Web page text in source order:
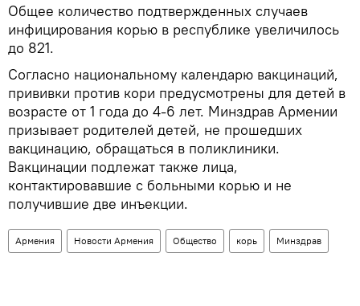
Общее количество подтвержденных случаев
инфицирования корью в республике увеличилось
до 821.
Согласно национальному календарю вакцинаций,
прививки против кори предусмотрены для детей в
возрасте от 1 года до 4-6 лет. Минздрав Армении
призывает родителей детей, не прошедших
вакцинацию, обращаться в поликлиники.
Вакцинации подлежат также лица,
контактировавшие с больными корью и не
получившие две инъекции.
Армения Новости Армения Общество корь Минздрав